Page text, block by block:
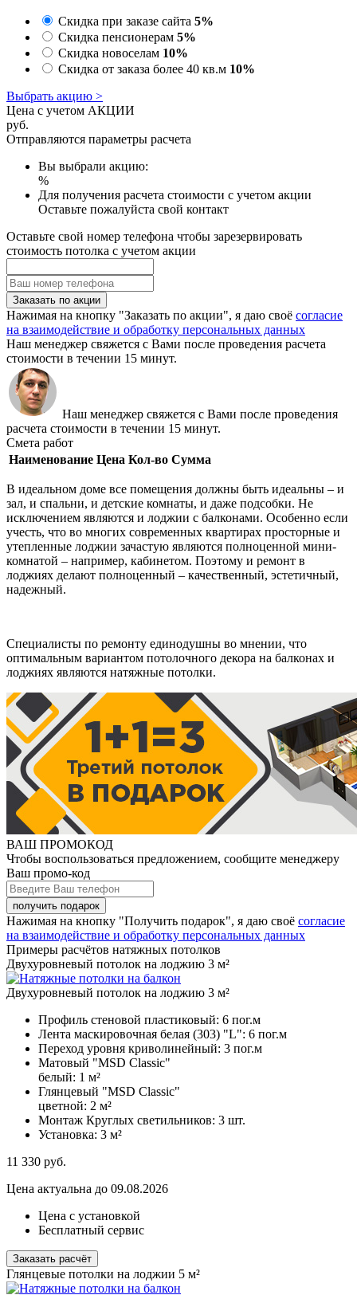
Скидка при заказе сайта 5%
Скидка пенсионерам 5%
Скидка новоселам 10%
Скидка от заказа более 40 кв.м 10%
Выбрать акцию >
Цена с учетом АКЦИИ
руб.
Отправляются параметры расчета
Вы выбрали акцию:
%
Для получения расчета стоимости с учетом акции
Оставьте пожалуйста свой контакт
Оставьте свой номер телефона чтобы зарезервировать
стоимость потолка с учетом акции
Заказать по акции
Нажимая на кнопку "Заказать по акции", я даю своё согласие
на взаимодействие и обработку персональных данных
Наш менеджер свяжется с Вами после проведения расчета
стоимости в течении 15 минут.
Наш менеджер свяжется с Вами после проведения
расчета стоимости в течении 15 минут.
Смета работ
Наименование Цена Кол-во Сумма
В идеальном доме все помещения должны быть идеальны – и
зал, и спальни, и детские комнаты, и даже подсобки. Не
исключением являются и лоджии с балконами. Особенно если
учесть, что во многих современных квартирах просторные и
утепленные лоджии зачастую являются полноценной мини-
комнатой – например, кабинетом. Поэтому и ремонт в
лоджиях делают полноценный – качественный, эстетичный,
надежный.
Специалисты по ремонту единодушны во мнении, что
оптимальным вариантом потолочного декора на балконах и
лоджиях являются натяжные потолки.
ВАШ ПРОМОКОД
Чтобы воспользоваться предложением, сообщите менеджеру
Ваш промо-код
Нажимая на кнопку "Получить подарок", я даю своё согласие
на взаимодействие и обработку персональных данных
Примеры расчётов натяжных потолков
Двухуровневый потолок на лоджию 3 м²
Двухуровневый потолок на лоджию 3 м²
Профиль стеновой пластиковый: 6 пог.м
Лента маскировочная белая (303) "L": 6 пог.м
Переход уровня криволинейный: 3 пог.м
Матовый "MSD Classic"
белый: 1 м²
Глянцевый "MSD Classic"
цветной: 2 м²
Монтаж Круглых светильников: 3 шт.
Установка: 3 м²
11 330 руб.
Цена актуальна до 09.08.2026
Цена с установкой
Бесплатный сервис
Заказать расчёт
Глянцевые потолки на лоджии 5 м²